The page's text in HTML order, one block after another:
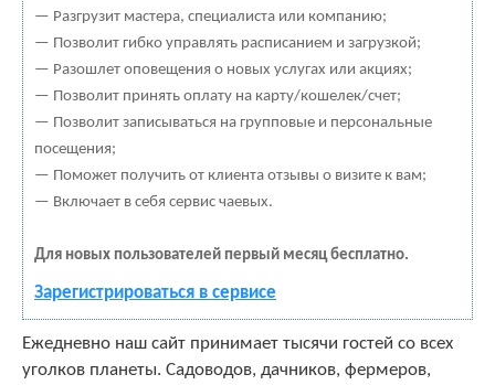
— Разгрузит мастера, специалиста или компанию;
— Позволит гибко управлять расписанием и загрузкой;
— Разошлет оповещения о новых услугах или акциях;
— Позволит принять оплату на карту/кошелек/счет;
— Позволит записываться на групповые и персональные
посещения;
— Поможет получить от клиента отзывы о визите к вам;
— Включает в себя сервис чаевых.
Для новых пользователей первый месяц бесплатно.
Зарегистрироваться в сервисе
Ежедневно наш сайт принимает тысячи гостей со всех
уголков планеты. Садоводов, дачников, фермеров,